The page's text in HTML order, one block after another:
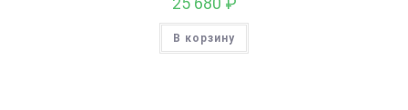
В корзину